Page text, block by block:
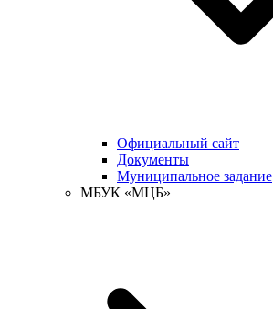
Официальный сайт
Документы
Муниципальное задание
МБУК «МЦБ»